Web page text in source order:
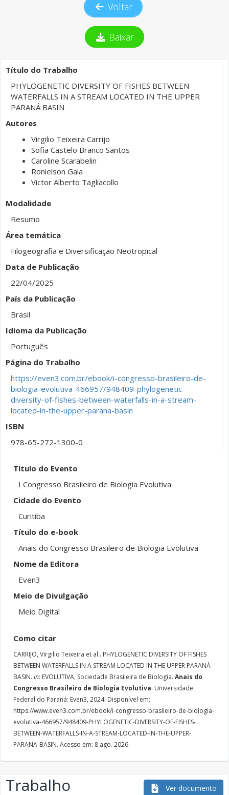
Voltar
Baixar
Título do Trabalho
PHYLOGENETIC DIVERSITY OF FISHES BETWEEN
WATERFALLS IN A STREAM LOCATED IN THE UPPER
PARANÁ BASIN
Autores
Virgilio Teixeira Carrijo
Sofia Castelo Branco Santos
Caroline Scarabelin
Ronielson Gaia
Victor Alberto Tagliacollo
Modalidade
Resumo
Área temática
Filogeografia e Diversificação Neotropical
Data de Publicação
22/04/2025
País da Publicação
Brasil
Idioma da Publicação
Português
Página do Trabalho
https://even3.com.br/ebook/i-congresso-brasileiro-de-
biologia-evolutiva-466957/948409-phylogenetic-
diversity-of-fishes-between-waterfalls-in-a-stream-
located-in-the-upper-parana-basin
ISBN
978-65-272-1300-0
Título do Evento
I Congresso Brasileiro de Biologia Evolutiva
Cidade do Evento
Curitiba
Título do e-book
Anais do Congresso Brasileiro de Biologia Evolutiva
Nome da Editora
Even3
Meio de Divulgação
Meio Digital
Como citar
CARRIJO, Virgilio Teixeira et al.. PHYLOGENETIC DIVERSITY OF FISHES
BETWEEN WATERFALLS IN A STREAM LOCATED IN THE UPPER PARANÁ
BASIN. In: EVOLUTIVA, Sociedade Brasileira de Biologia. Anais do
Congresso Brasileiro de Biologia Evolutiva. Universidade
Federal do Paraná: Even3, 2024. Disponível em:
https://www.even3.com.br/ebook/i-congresso-brasileiro-de-biologia-
evolutiva-466957/948409-PHYLOGENETIC-DIVERSITY-OF-FISHES-
BETWEEN-WATERFALLS-IN-A-STREAM-LOCATED-IN-THE-UPPER-
PARANA-BASIN. Acesso em: 8 ago. 2026.
Trabalho Ver documento